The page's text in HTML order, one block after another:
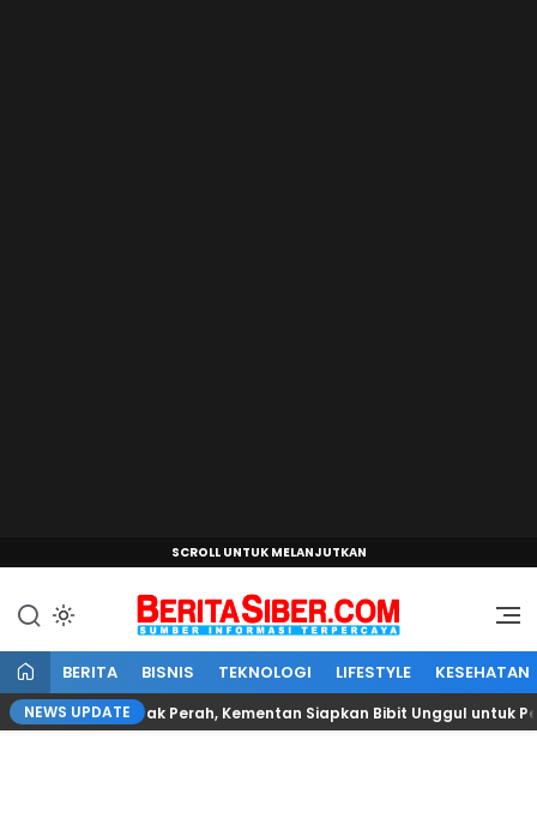
SCROLL UNTUK MELANJUTKAN
BeritaSiber.com
Sumber Informasi Terpercaya
BERITA BISNIS TEKNOLOGI LIFESTYLE KESEHATAN
NEWS UPDATE
Ternak Perah, Kementan Siapkan Bibit Unggul untuk Peternak